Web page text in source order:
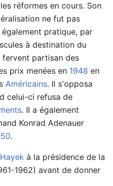
réformes en cours. Son
ne fut pas
pratique, par
à destination du
partisan des
prix menées en 1948 en
Américains. Il s'opposa
celui-ci refusa de
. Il a également
Konrad Adenauer
.
à la présidence de la
1962) avant de donner